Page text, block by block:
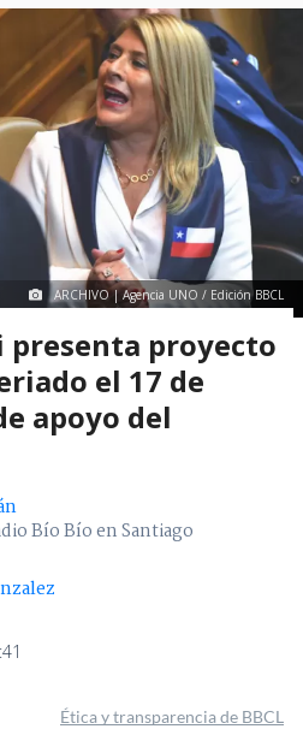
ARCHIVO | Agencia UNO / Edición BBCL
presenta proyecto
el 17 de
apoyo del
Bío Bío en Santiago
Ética y transparencia de BBCL